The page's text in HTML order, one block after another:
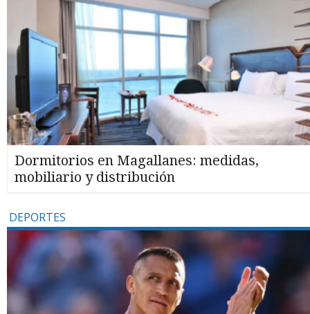
Dormitorios en Magallanes: medidas,
mobiliario y distribución
DEPORTES